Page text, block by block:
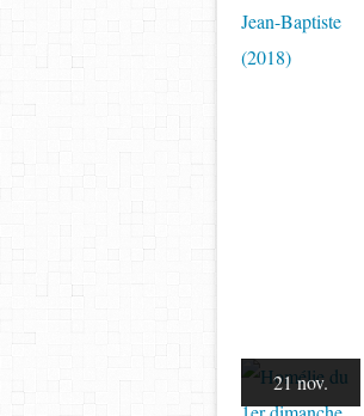
21 nov.